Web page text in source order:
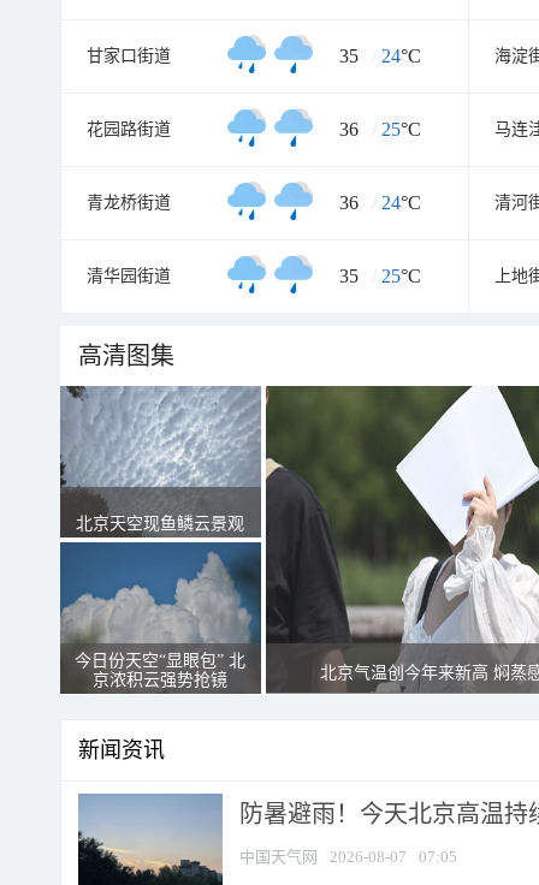
甘家口街道 35 / 24°C 海淀
花园路街道 36 / 25°C 马连
青龙桥街道 36 / 24°C 清河
清华园街道 35 / 25°C 上地
高清图集
北京天空现鱼鳞云景观
今日份天空“显眼包” 北
京浓积云强势抢镜
北京气温创今年来新高 焖蒸
新闻资讯
防暑避雨！今天北京高温
中国天气网 2026-08-07 07:05